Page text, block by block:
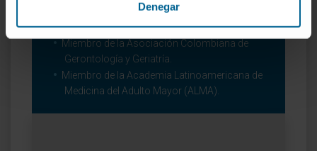
Denegar
Miembro de la Sociedad Española de
Geriatría y Gerontología.
Miembro de la Asociación Colombiana de
Gerontología y Geriatría.
Miembro de la Academia Latinoamericana de
Medicina del Adulto Mayor (ALMA).